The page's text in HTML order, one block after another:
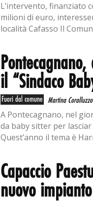
L’intervento, finanziato
milioni di euro,
località Cafasso Il
il “Sindaco
Fuori dal comune Martina Coralluzzo
A Pontecagnano, nel
da baby sitter per
Quest’anno il tema è
Capaccio
nuovo